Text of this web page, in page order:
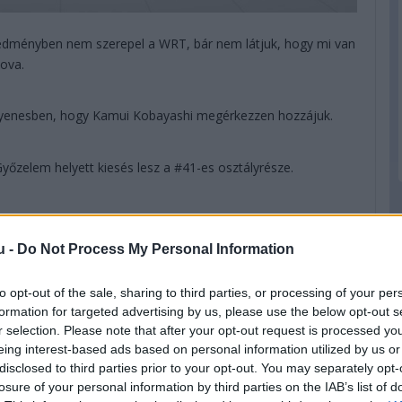
- Do Not Process My Personal Information
opt-out of the sale, sharing to third parties, or processing of your
for targeted advertising by us, please use the below opt-out
selection. Please note that after your opt-out request is processed
interest-based ads based on personal information utilized by us
to third parties prior to your opt-out. You may separately
of your personal information by third parties on the IAB’s list of
nem szerepel a WRT, bár nem látjuk, hogy mi van
hogy Kamui Kobayashi megérkezzen hozzájuk.
helyett kiesés lesz a #41-es osztályrésze.
a WRT-vel a holland, valamint Habsburg
elgázolták a zászlós embert.
ÉS MIKE CONWAY MEGNYERI A 89. LE MANS-I 24